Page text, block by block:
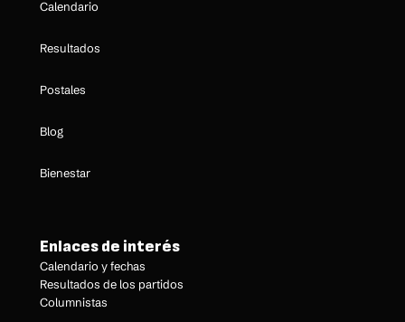
Calendario
Resultados
Postales
Blog
Bienestar
Enlaces de interés
Calendario y fechas
Resultados de los partidos
Columnistas